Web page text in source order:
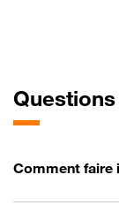
Comment faire